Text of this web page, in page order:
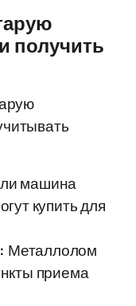
получить
машина
купить для
Металлолом
приема